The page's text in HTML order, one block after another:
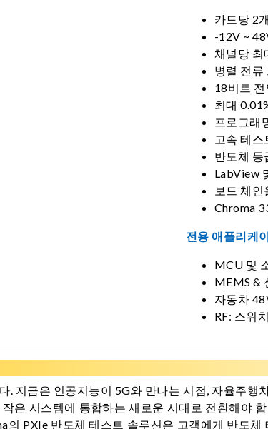
카드당 2
-12V ~
채널당 최
병렬 전류
18비트
최대
프로그래
고속 테스
반도체 등
LabView
보드 체
Chroma
전용 애플리케
MCU 및
MEMS &
자동차
RF: 스위
. 지금은 인공지능이 5G와 만나는 시점, 자율주
은 시스템에 통합하는 새로운 시대로 전환해야
PXIe 반도체 테스트 솔루션은 고객에게 반도